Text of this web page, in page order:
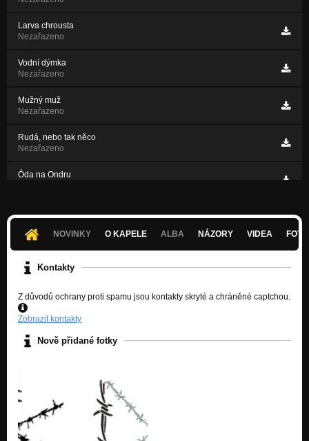
Larva chrousta
Nezařazeno
Vodní dýmka
Nezařazeno
Mužný muž
Nezařazeno
Rudá, nebo tak něco
Nezařazeno
Óda na Ondru
NOVINKY
O KAPELE ALBA NÁZORY VIDEA
Kontakty
Z důvodů ochrany proti spamu jsou kontakty skryté a chráněné captchou.
Zobrazit kontakty
Nově přidané fotky